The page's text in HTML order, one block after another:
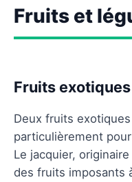
Fruits et
Fruits exotiques
Deux fruits
particulièrement
Le jacquier,
des fruits imposants